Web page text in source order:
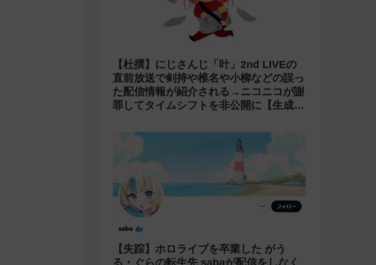
【杜撰】にじさんじ「叶」2nd LIVEの
直前放送で剣持や椎名や小柳などの誤っ
た配信情報が紹介される→ニコニコが謝
罪してタイムシフトを非公開に【生成
【失踪】ホロライブを卒業した がう
る・ぐらの転生先 sabaが配信をしなく